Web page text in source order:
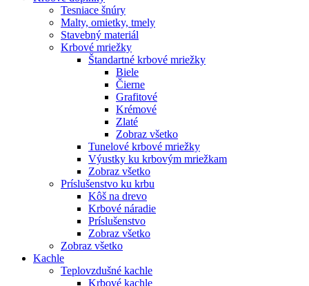
Tesniace šnúry
Malty, omietky, tmely
Stavebný materiál
Krbové mriežky
Štandartné krbové mriežky
Biele
Čierne
Grafitové
Krémové
Zlaté
Zobraz všetko
Tunelové krbové mriežky
Výustky ku krbovým mriežkam
Zobraz všetko
Príslušenstvo ku krbu
Kôš na drevo
Krbové náradie
Príslušenstvo
Zobraz všetko
Zobraz všetko
Kachle
Teplovzdušné kachle
Krbové kachle